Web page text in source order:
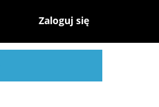
Zaloguj się